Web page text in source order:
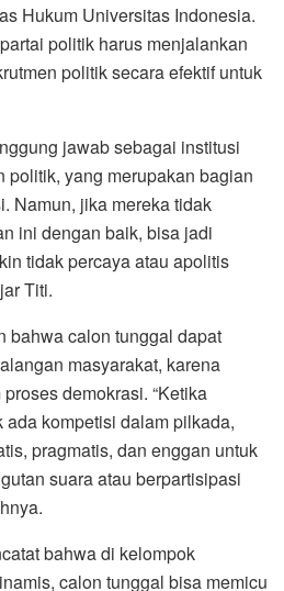
Hukum Universitas Indonesia.
politik harus menjalankan
politik secara efektif untuk
jawab sebagai institusi
politik, yang merupakan bagian
Namun, jika mereka tidak
ini dengan baik, bisa jadi
tidak percaya atau apolitis
Titi.
bahwa calon tunggal dapat
masyarakat, karena
demokrasi. “Ketika
ada kompetisi dalam pilkada,
pragmatis, dan enggan untuk
suara atau berpartisipasi
bahwa di kelompok
calon tunggal bisa memicu